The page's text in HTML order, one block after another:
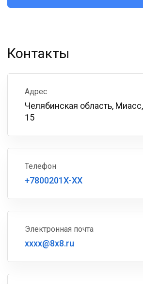
Контакты
Адрес
Челябинская область,
15
Телефон
+7800201X-XX
Электронная почта
xxxx@8x8.ru